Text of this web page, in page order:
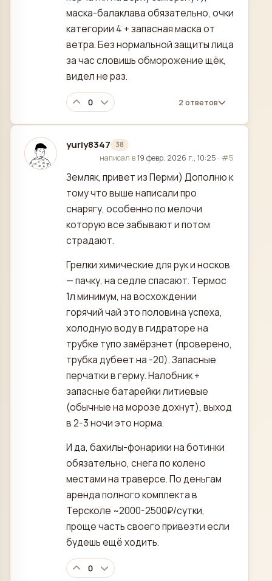
маска-балаклава обязательно, очки
категории 4 + запасная маска от
ветра. Без нормальной защиты лица
за час словишь обморожение щёк,
видел не раз.
0 2 ответов
yuriy8347 38
отредактировано
написал в19 февр. 2026 г., 10:25 · #5
Земляк, привет из Перми) Дополню к
тому что выше написали про
снарягу, особенно по мелочи
которую все забывают и потом
страдают.
Грелки химические для рук и носков
— пачку, на седле спасают. Термос
1л минимум, на восхождении
горячий чай это половина успеха,
холодную воду в гидраторе на
трубке тупо замёрзнет (проверено,
трубка дубеет на -20). Запасные
перчатки в герму. Налобник +
запасные батарейки литиевые
(обычные на морозе дохнут), выход
в 2-3 ночи это норма.
И да, бахилы-фонарики на ботинки
обязательно, снега по колено
местами на траверсе. По деньгам
аренда полного комплекта в
Терсколе ~2000-2500₽/сутки,
проще часть своего привезти если
будешь ещё ходить.
0